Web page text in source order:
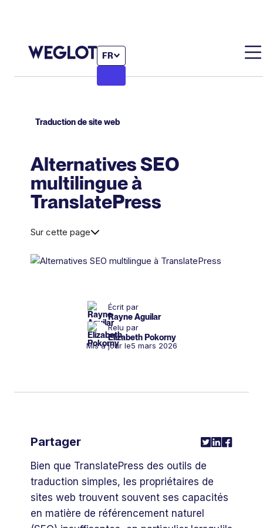
FR
Traduction de site web
Alternatives SEO
multilingue à
TranslatePress
Sur cette page
Écrit par
Rayne Aguilar
Relu par
Elizabeth Pokorny
Mis à jour le5 mars 2026
Bien que TranslatePress des outils de
traduction simples, les propriétaires de
sites web trouvent souvent ses capacités
en matière de référencement naturel
Partager